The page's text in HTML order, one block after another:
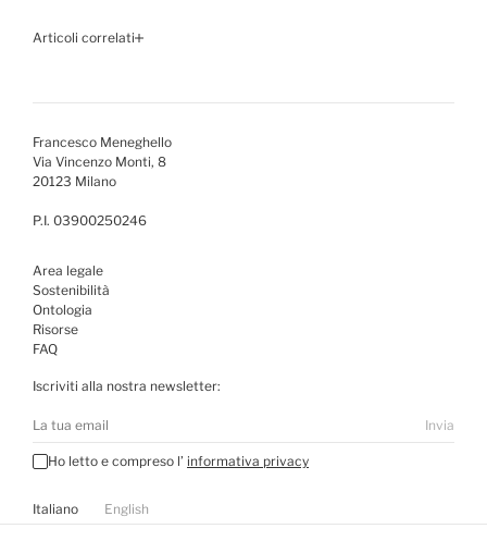
Articoli correlati
Francesco Meneghello
Via Vincenzo Monti, 8
20123 Milano
P.I. 03900250246
Area legale
Sostenibilità
Ontologia
Risorse
FAQ
Iscriviti alla nostra newsletter:
Invia
Ho letto e compreso l’ informativa privacy
Italiano
English